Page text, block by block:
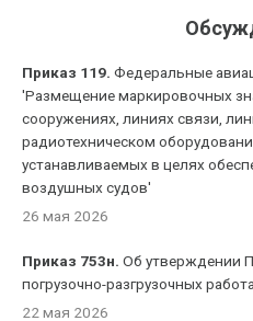
Приказ 119. Федеральные
'Размещение маркировочных
сооружениях, линиях связи,
радиотехническом
устанавливаемых в целях
воздушных судов'
26 мая 2026
Приказ 753н. Об утверждении
погрузочно-разгрузочных
22 мая 2026